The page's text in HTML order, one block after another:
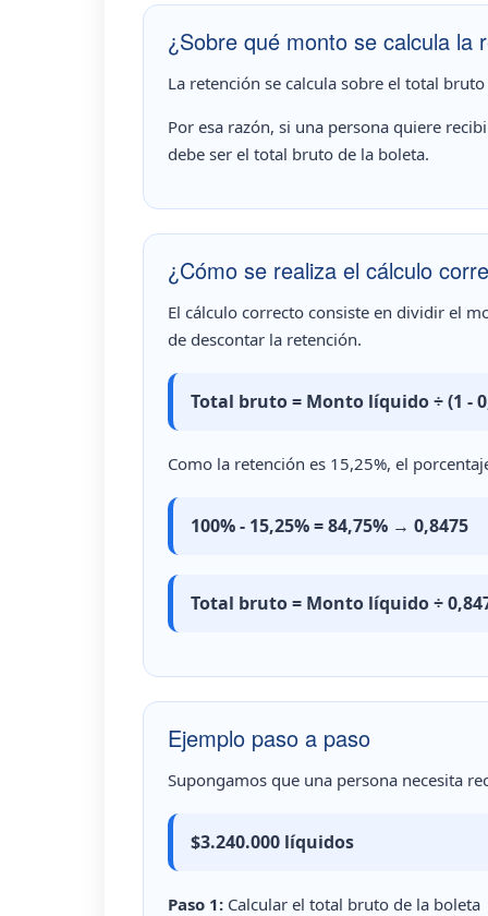
¿Sobre qué monto se calcula la
La retención se calcula sobre el total
Por esa razón, si una persona quiere
debe ser el total bruto de la boleta.
¿Cómo se realiza el cálculo
El cálculo correcto consiste en dividir el
de descontar la retención.
Total bruto = Monto líquido ÷ (1 -
Como la retención es 15,25%, el
100% - 15,25% = 84,75% → 0,8475
Total bruto = Monto líquido ÷
Ejemplo paso a paso
Supongamos que una persona necesita
$3.240.000 líquidos
Paso 1: Calcular el total bruto de la boleta